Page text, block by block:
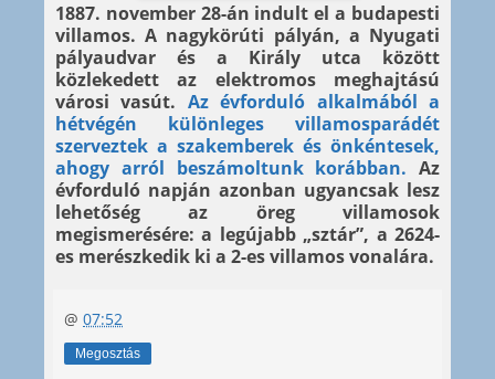
1887. november 28-án indult el a budapesti
villamos. A nagykörúti pályán, a Nyugati
pályaudvar és a Király utca között
közlekedett az elektromos meghajtású
városi vasút. Az évforduló alkalmából a
hétvégén különleges villamosparádét
szerveztek a szakemberek és önkéntesek,
ahogy arról beszámoltunk korábban. Az
évforduló napján azonban ugyancsak lesz
lehetőség az öreg villamosok
megismerésére: a legújabb „sztár”, a 2624-
es merészkedik ki a 2-es villamos vonalára.
@ 07:52
Megosztás